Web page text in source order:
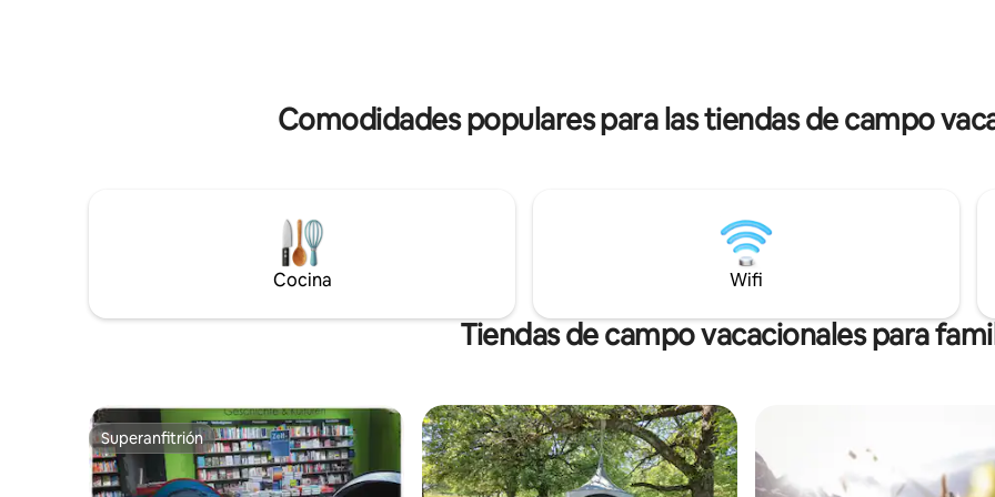
naturaleza, paz y autenticidad.Comodidades populares para las tiendas de campo
Cocina Wifi
Tiendas de campo vacacionales para
Superanfitrión
Superanfitrión